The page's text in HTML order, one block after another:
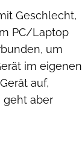
Geschlecht,
PC/Laptop
um
im eigenen
auf,
geht aber